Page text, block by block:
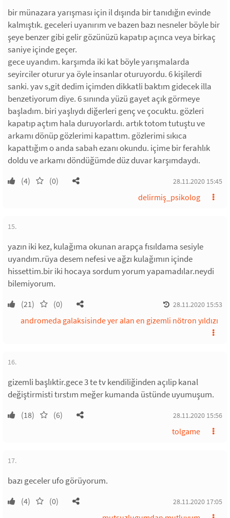
bir münazara yarışması için il dışında bir tanıdığın evinde
kalmıştık. geceleri uyanırım ve bazen bazı nesneler böyle bir
şeye benzer gibi gelir gözünüzü kapatıp açınca veya birkaç
saniye içinde geçer.
gece uyandım. karşımda iki kat böyle yarışmalarda
seyirciler oturur ya öyle insanlar oturuyordu. 6 kişilerdi
sanki. yav s,git dedim içimden dikkatli baktım gidecek illa
benzetiyorum diye. 6 sınında yüzü gayet açık görmeye
başladım. biri yaşlıydı diğerleri genç ve çocuktu. gözleri
kapatıp açtım hala duruyorlardı. artık totom tutuştu ve
arkamı dönüp gözlerimi kapattım. gözlerimi sıkıca
kapattığım o anda sabah ezanı okundu. içime bir ferahlık
doldu ve arkamı döndüğümde düz duvar karşımdaydı.
(4) (0) 28.11.2020 15:45
delirmiş_psikolog
15.
yazın iki kez, kulağıma okunan arapça fısıldama sesiyle
uyandım.rüya desem nefesi ve ağzı kulağımın içinde
hissettim.bir iki hocaya sordum yorum yapamadılar.neydi
bilemiyorum.
(21) (0) 28.11.2020 15:53
andromeda galaksisinde yer alan en gizemli nötron yıldızı
16.
gizemli başlıktir.gece 3 te tv kendiliğinden açılip kanal
değiştirmisti tırstım meğer kumanda üstünde uyumuşum.
(18) (6) 28.11.2020 15:56
tolgame
17.
bazı geceler ufo görüyorum.
(4) (0) 28.11.2020 17:05